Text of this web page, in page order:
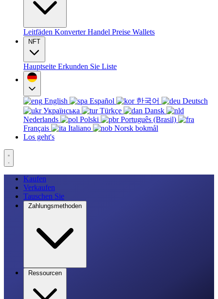
Leitfäden KonverterHandel Preise Wallets
NFT
Hauptseite Erkunden Sie Liste
English Español 한국어
Deutsch
Українська
Türkçe
Dansk
Nederlands
Polski
Português (Brasil)
Français
Italiano
Norsk bokmål
Los geht's
Kaufen
Verkaufen
Tauschen Sie
Zahlungsmethoden
Ressourcen